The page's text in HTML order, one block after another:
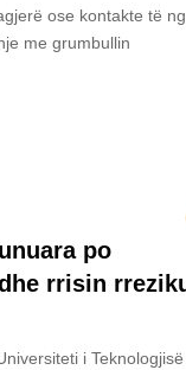
ose kontakte të
me grumbullin
po
rrisin
i